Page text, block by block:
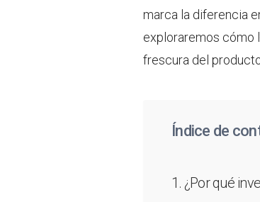
marca la diferencia
exploraremos cómo
frescura del
Índice de
¿Por qué